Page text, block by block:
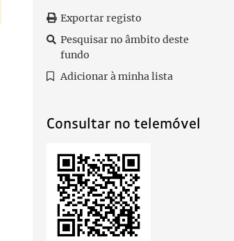
Exportar registo
Pesquisar no âmbito deste
fundo
Adicionar à minha lista
Consultar no telemóvel